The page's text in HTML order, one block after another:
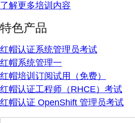
了解更多培训内容
特色产品
红帽认证系统管理员考试
红帽系统管理一
红帽培训订阅试用（免费）
红帽认证工程师（RHCE）考试
红帽认证 OpenShift 管理员考试